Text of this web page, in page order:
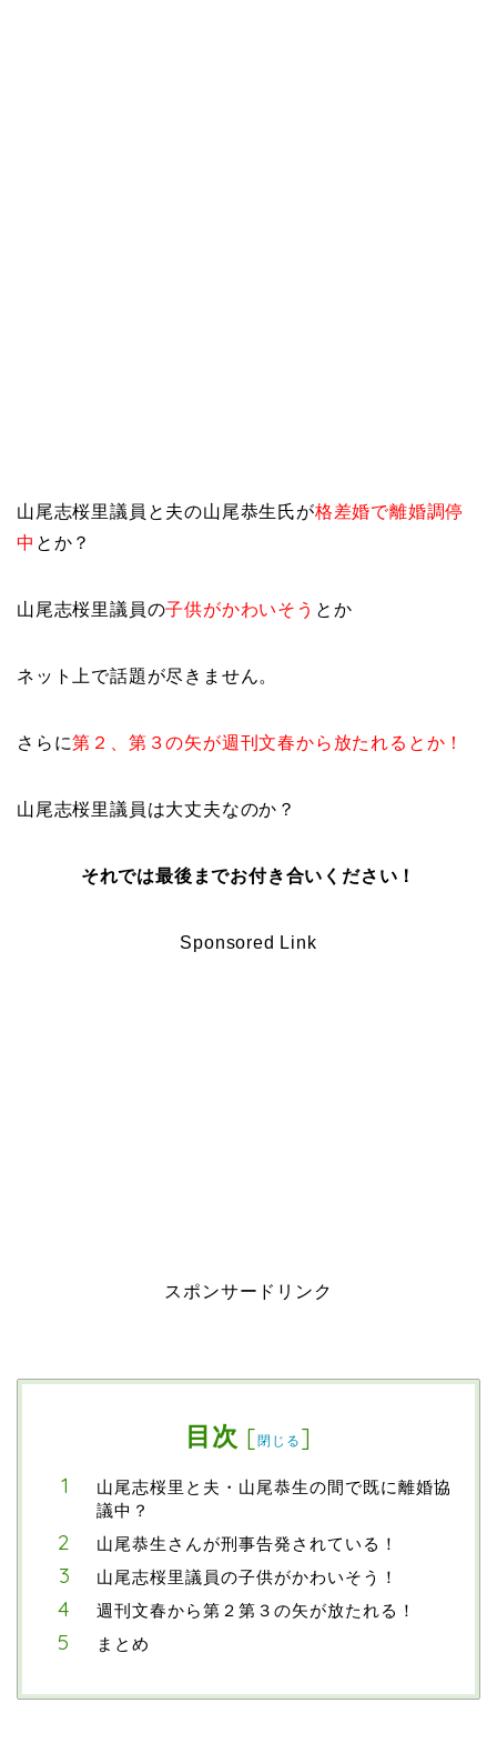
山尾志桜里議員と夫の山尾恭生氏が格差婚で離婚調停
中 とか？
山尾志桜里議員の子供がかわいそう とか
ネット上で話題が尽きません。
さらに第２、第３の矢が週刊文春から放たれるとか！
山尾志桜里議員は大丈夫なのか？
それでは最後までお付き合いください！
Sponsored Link
スポンサードリンク
目次 [閉じる ]
山尾志桜里と夫・山尾恭生の間で既に離婚協
議中？
山尾恭生さんが刑事告発されている！
山尾志桜里議員の子供がかわいそう！
週刊文春から第２第３の矢が放たれる！
まとめ